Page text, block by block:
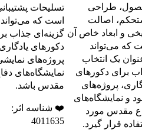
طراحی
اصالت
و ابعاد خاص آن
که می‌تواند
یک انتخاب
برای دکورهای
پروژه‌های
و نمایشگاه‌های
مقدس مورد
قرار گیرد.
تسلیحات
است که می‌تواند
گزینه‌ای جذاب
دکورهای
پروژه‌های
نمایشگاه‌های
مقدس باشد.
❤️ شناسه اثر:
4011635